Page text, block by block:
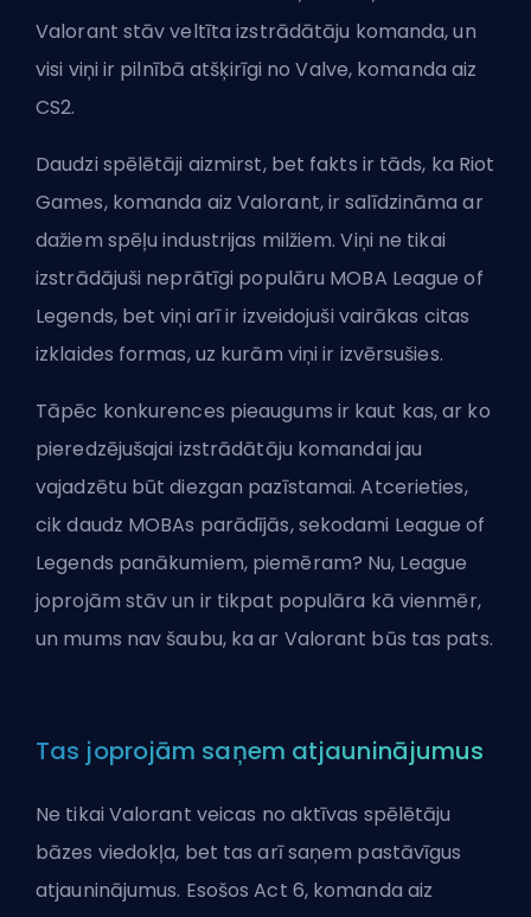
Valorant stāv veltīta izstrādātāju komanda, un
visi viņi ir pilnībā atšķirīgi noValve, komanda aiz
CS2.
Daudzi spēlētāji aizmirst, bet fakts ir tāds, ka Riot
Games, komanda aiz Valorant, ir salīdzināma ar
dažiem spēļu industrijas milžiem. Viņi ne tikai
izstrādājuši neprātīgi populāru MOBA League of
Legends, bet viņi arī ir izveidojuši vairākas citas
izklaides formas, uz kurām viņi ir izvērsušies.
Tāpēc konkurences pieaugums ir kaut kas, ar ko
pieredzējušajai izstrādātāju komandai jau
vajadzētu būt diezgan pazīstamai. Atcerieties,
cik daudz MOBAs parādījās, sekodami League of
Legends panākumiem, piemēram? Nu, League
joprojām stāv un ir tikpat populāra kā vienmēr,
un mums nav šaubu, ka ar Valorant būs tas pats.
Tas joprojām saņem atjauninājumus
Ne tikai Valorant veicas no aktīvas spēlētāju
bāzes viedokļa, bet tas arī saņem pastāvīgus
atjauninājumus. EsošosAct 6, komanda aiz